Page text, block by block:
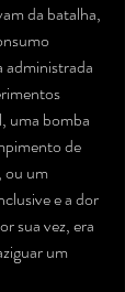
da batalha,
administrada
uma bomba
de
ou um
e a dor
sua vez, era
um